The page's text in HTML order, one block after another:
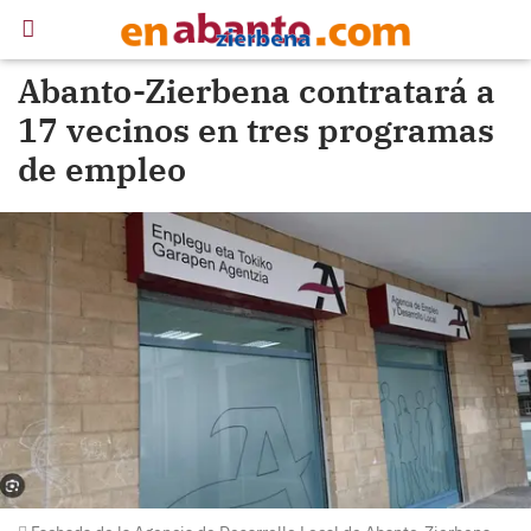
Abanto-Zierbena contratará a
17 vecinos en tres programas
de empleo